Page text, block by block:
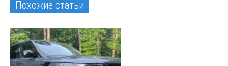
Похожие статьи